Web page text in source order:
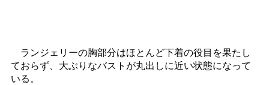
ランジェリーの胸部分はほとんど下着の役目を果たし
ておらず、大ぶりなバストが丸出しに近い状態になって
いる。